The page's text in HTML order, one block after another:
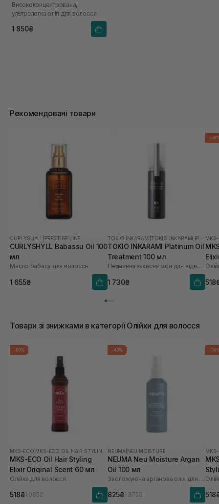
Висококонцентрована,
ультралегка олія для волосся
1 850₴
Рекомендовані товари
CURLYSHYLL PRESTIGE LINE
CURLYSHYLL Babassu Oil 100
мл
Масло бабасу для волосся
1 655₴
TOKIO INKARAMI
TOKIO INKARAMI Platinum Oil
Treatment 100 мл
Незмивна захисна олія для відновлення всіх типів волосся
1 730₴
-
Товари зі знижками в категорії Олійки для волосся
-50%
MKS-ECO
MKS-ECO Oil Hair Styling
Elixir Original Scent 60 мл
Олійка для волосся
518₴1 035₴
-40%
NEUMA NEU MOISTURE
NEUMA Neu Moisture Argan
Oil 100 мл
Зволожуюча арганова олія для волосся
825₴1 375₴
-
60